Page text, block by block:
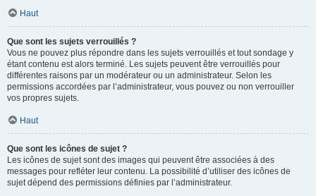
Haut
Que sont les sujets verrouillés ?
Vous ne pouvez plus répondre dans les sujets verrouillés et tout sondage y
étant contenu est alors terminé. Les sujets peuvent être verrouillés pour
différentes raisons par un modérateur ou un administrateur. Selon les
permissions accordées par l’administrateur, vous pouvez ou non verrouiller
vos propres sujets.
Haut
Que sont les icônes de sujet ?
Les icônes de sujet sont des images qui peuvent être associées à des
messages pour refléter leur contenu. La possibilité d’utiliser des icônes de
sujet dépend des permissions définies par l’administrateur.